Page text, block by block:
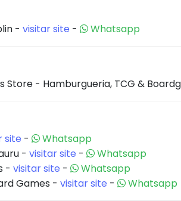
- visitar site - Whatsapp
Store - Hamburgueria, TCG &
site -
Whatsapp
- visitar site -
Whatsapp
- visitar site -
Whatsapp
Games - visitar site - Whatsapp